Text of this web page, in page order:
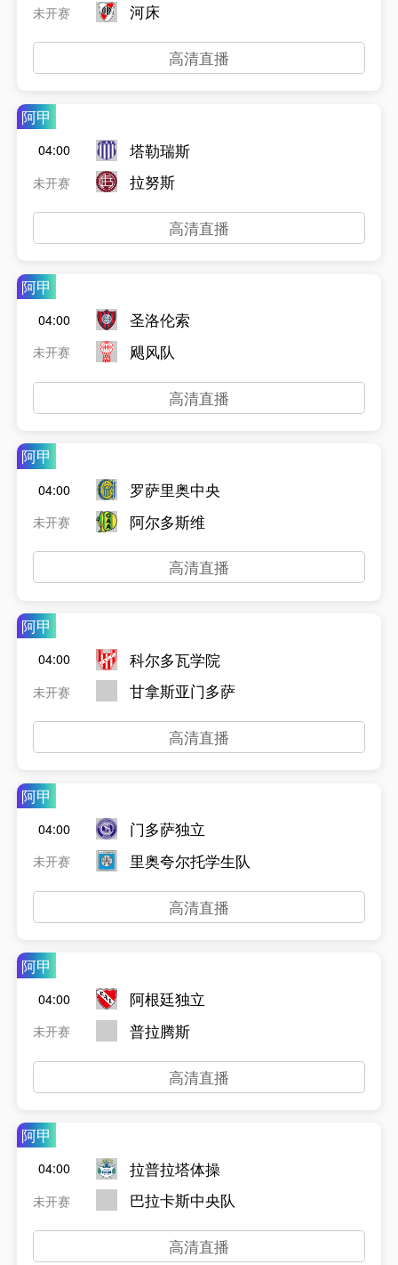
未开赛
河床
高清直播
阿甲
04:00
未开赛
塔勒瑞斯
拉努斯
高清直播
阿甲
04:00
未开赛
圣洛伦索
飓风队
高清直播
阿甲
04:00
未开赛
罗萨里奥中央
阿尔多斯维
高清直播
阿甲
04:00
未开赛
科尔多瓦学院
甘拿斯亚门多萨
高清直播
阿甲
04:00
未开赛
门多萨独立
里奥夸尔托学生队
高清直播
阿甲
04:00
未开赛
阿根廷独立
普拉腾斯
高清直播
阿甲
04:00
未开赛
拉普拉塔体操
巴拉卡斯中央队
高清直播